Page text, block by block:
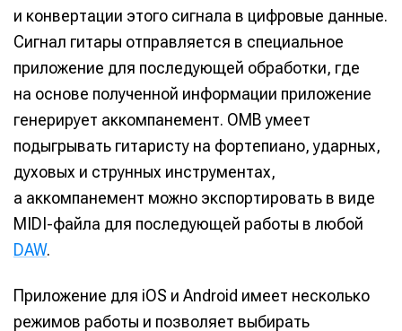
и конвертации этого сигнала в цифровые данные.
Сигнал гитары отправляется в специальное
приложение для последующей обработки, где
на основе полученной информации приложение
генерирует аккомпанемент. OMB умеет
подыгрывать гитаристу на фортепиано, ударных,
духовых и струнных инструментах,
а аккомпанемент можно экспортировать в виде
MIDI-файла для последующей работы в любой
DAW.
Приложение для iOS и Android имеет несколько
режимов работы и позволяет выбирать